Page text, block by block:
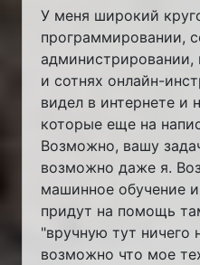
У меня широкий
программировании,
администрировании,
и сотнях онлайн-
видел в интернете и
которые еще на
Возможно, вашу
возможно даже я.
машинное обучение
придут на помощь
"вручную тут ничего
возможно что мое